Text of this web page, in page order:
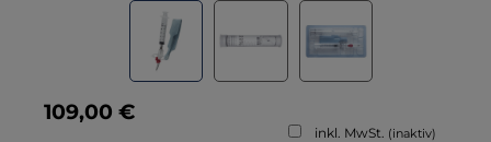
Regulärer Preis:
109,00 €
inkl. MwSt. (inaktiv)